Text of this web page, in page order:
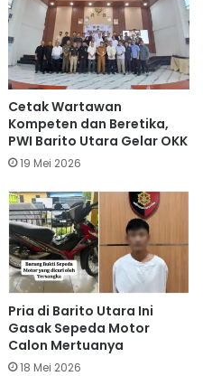
Cetak Wartawan
Kompeten dan Beretika,
PWI Barito Utara Gelar OKK
19 Mei 2026
Pria di Barito Utara Ini
Gasak Sepeda Motor
Calon Mertuanya
18 Mei 2026